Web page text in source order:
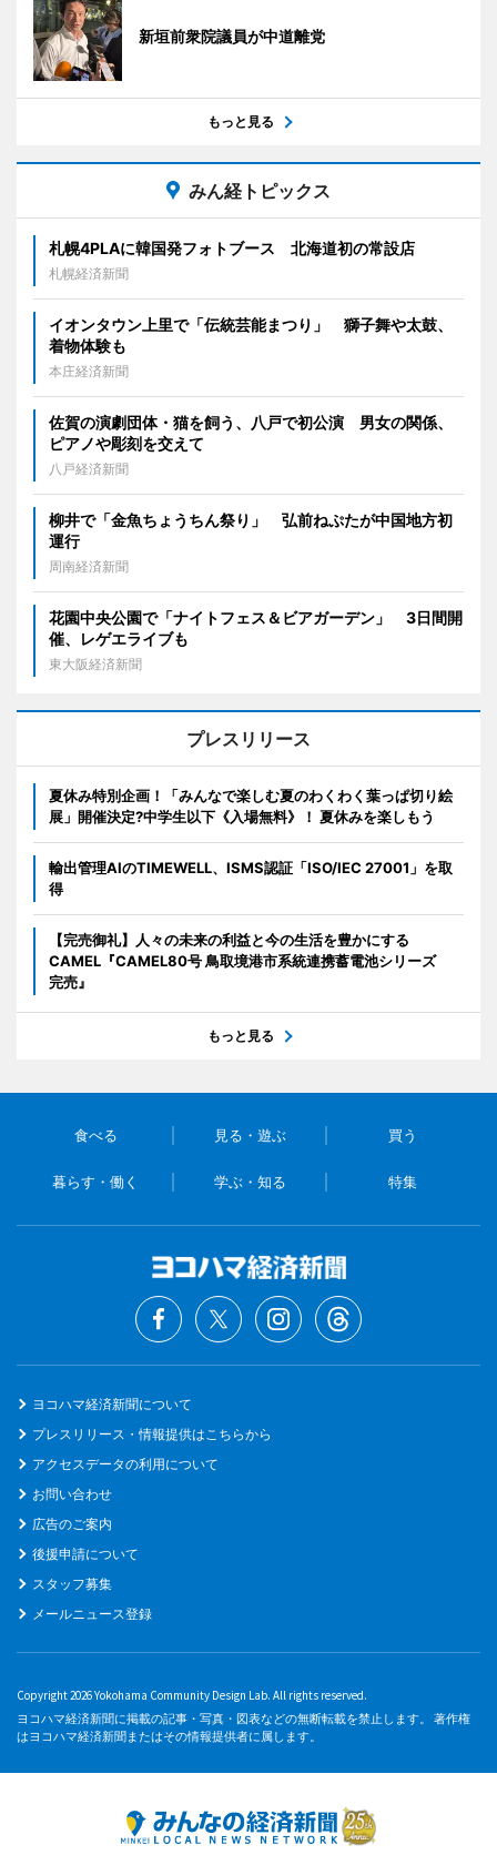
新垣前衆院議員が中道離党
もっと見る
みん経トピックス
札幌4PLAに韓国発フォトブース 北海道初の常設店
札幌経済新聞
イオンタウン上里で「伝統芸能まつり」 獅子舞や太鼓、
着物体験も
本庄経済新聞
佐賀の演劇団体・猫を飼う、八戸で初公演 男女の関係、
ピアノや彫刻を交えて
八戸経済新聞
柳井で「金魚ちょうちん祭り」 弘前ねぷたが中国地方初
運行
周南経済新聞
花園中央公園で「ナイトフェス＆ビアガーデン」 3日間開
催、レゲエライブも
東大阪経済新聞
プレスリリース
夏休み特別企画！「みんなで楽しむ夏のわくわく葉っぱ切り絵
展」開催決定?中学生以下《入場無料》！ 夏休みを楽しもう
輸出管理AIのTIMEWELL、ISMS認証「ISO/IEC 27001」を取
得
【完売御礼】人々の未来の利益と今の生活を豊かにする
CAMEL『CAMEL80号 鳥取境港市系統連携蓄電池シリーズ
完売』
もっと見る
食べる 見る・遊ぶ 買う
暮らす・働く 学ぶ・知る 特集
ヨコハマ経済新聞について
プレスリリース・情報提供はこちらから
アクセスデータの利用について
お問い合わせ
広告のご案内
後援申請について
スタッフ募集
メールニュース登録
Copyright 2026 Yokohama Community Design Lab. All rights reserved.
ヨコハマ経済新聞に掲載の記事・写真・図表などの無断転載を禁止します。 著作権
はヨコハマ経済新聞またはその情報提供者に属します。